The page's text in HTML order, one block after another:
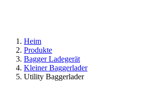
Heim
Produkte
Bagger Ladegerät
Kleiner Baggerlader
Utility Baggerlader